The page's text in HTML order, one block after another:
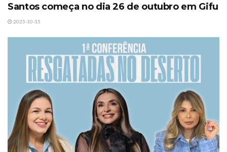
Santos começa no dia 26 de outubro em Gifu
2025-10-15